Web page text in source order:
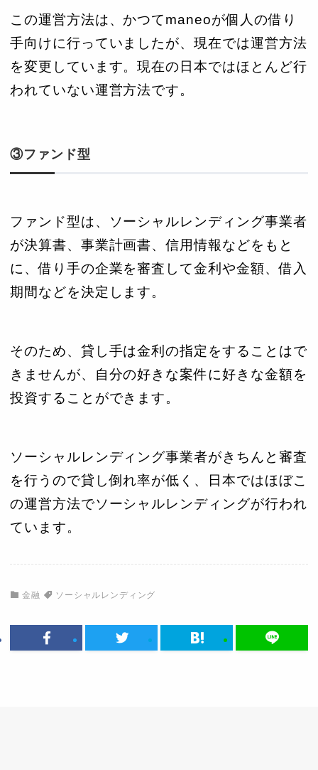
この運営方法は、かつてmaneoが個人の借り
手向けに行っていましたが、現在では運営方法
を変更しています。現在の日本ではほとんど行
われていない運営方法です。
③ファンド型
ファンド型は、ソーシャルレンディング事業者
が決算書、事業計画書、信用情報などをもと
に、借り手の企業を審査して金利や金額、借入
期間などを決定します。
そのため、貸し手は金利の指定をすることはで
きませんが、自分の好きな案件に好きな金額を
投資することができます。
ソーシャルレンディング事業者がきちんと審査
を行うので貸し倒れ率が低く、日本ではほぼこ
の運営方法でソーシャルレンディングが行われ
ています。
金融 ソーシャルレンディング